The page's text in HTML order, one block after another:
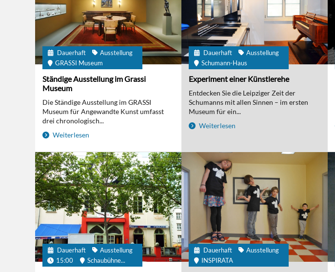
Dauerhaft
Ausstellung
GRASSI Museum
Ständige Ausstellung im Grassi
Museum
Die Ständige Ausstellung im GRASSI
Museum für Angewandte Kunst umfasst
drei chronologisch...
Weiterlesen
Dauerhaft
Ausstellung
Schumann-Haus
Experiment einer Künstlerehe
Entdecken Sie die Leipziger Zeit der
Schumanns mit allen Sinnen – im ersten
Museum für ein...
Weiterlesen
Dauerhaft
Ausstellung
15:00
Schaubühne...
Dauerhaft
Ausstellung
INSPIRATA